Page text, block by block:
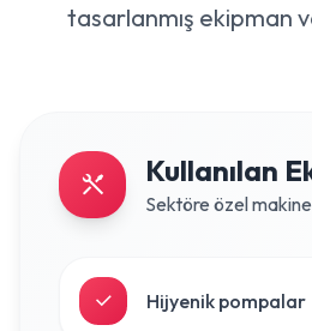
tasarlanmış ekipman
Kullanılan
Sektöre özel
Hijyenik pompalar